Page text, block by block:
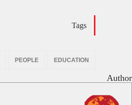
Tags
EDUCATION
PEOPLE
Author